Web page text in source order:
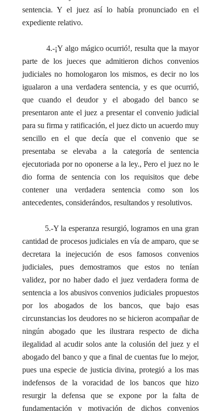
sentencia. Y el juez así lo había pronunciado en el
expediente relativo.
4.-¡Y algo mágico ocurrió!, resulta que la mayor
parte de los jueces que admitieron dichos convenios
judiciales no homologaron los mismos, es decir no los
igualaron a una verdadera sentencia, y es que ocurrió,
que cuando el deudor y el abogado del banco se
presentaron ante el juez a presentar el convenio judicial
para su firma y ratificación, el juez dicto un acuerdo muy
sencillo en el que decía que el convenio que se
presentaba se elevaba a la categoría de sentencia
ejecutoriada por no oponerse a la ley., Pero el juez no le
dio forma de sentencia con los requisitos que debe
contener una verdadera sentencia como son los
antecedentes, considerándos, resultandos y resolutivos.
5.-Y la esperanza resurgió, logramos en una gran
cantidad de procesos judiciales en vía de amparo, que se
decretara la inejecución de esos famosos convenios
judiciales, pues demostramos que estos no tenían
validez, por no haber dado el juez verdadera forma de
sentencia a los abusivos convenios judiciales propuestos
por los abogados de los bancos, que bajo esas
circunstancias los deudores no se hicieron acompañar de
ningún abogado que les ilustrara respecto de dicha
ilegalidad al acudir solos ante la colusión del juez y el
abogado del banco y que a final de cuentas fue lo mejor,
pues una especie de justicia divina, protegió a los mas
indefensos de la voracidad de los bancos que hizo
resurgir la defensa que se expone por la falta de
fundamentación y motivación de dichos convenios